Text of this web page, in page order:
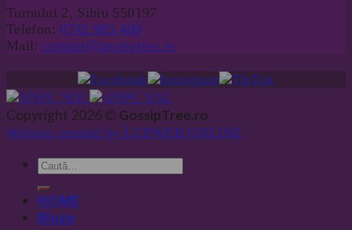
Turnului 2, Sibiu 550197
Telefon: 0742 985 489
Mail: contact@gossiptree.ro
Copyright 2026 © GossipTree.ro
Website created by LUPWEB ONLINE
HOME
Bluze